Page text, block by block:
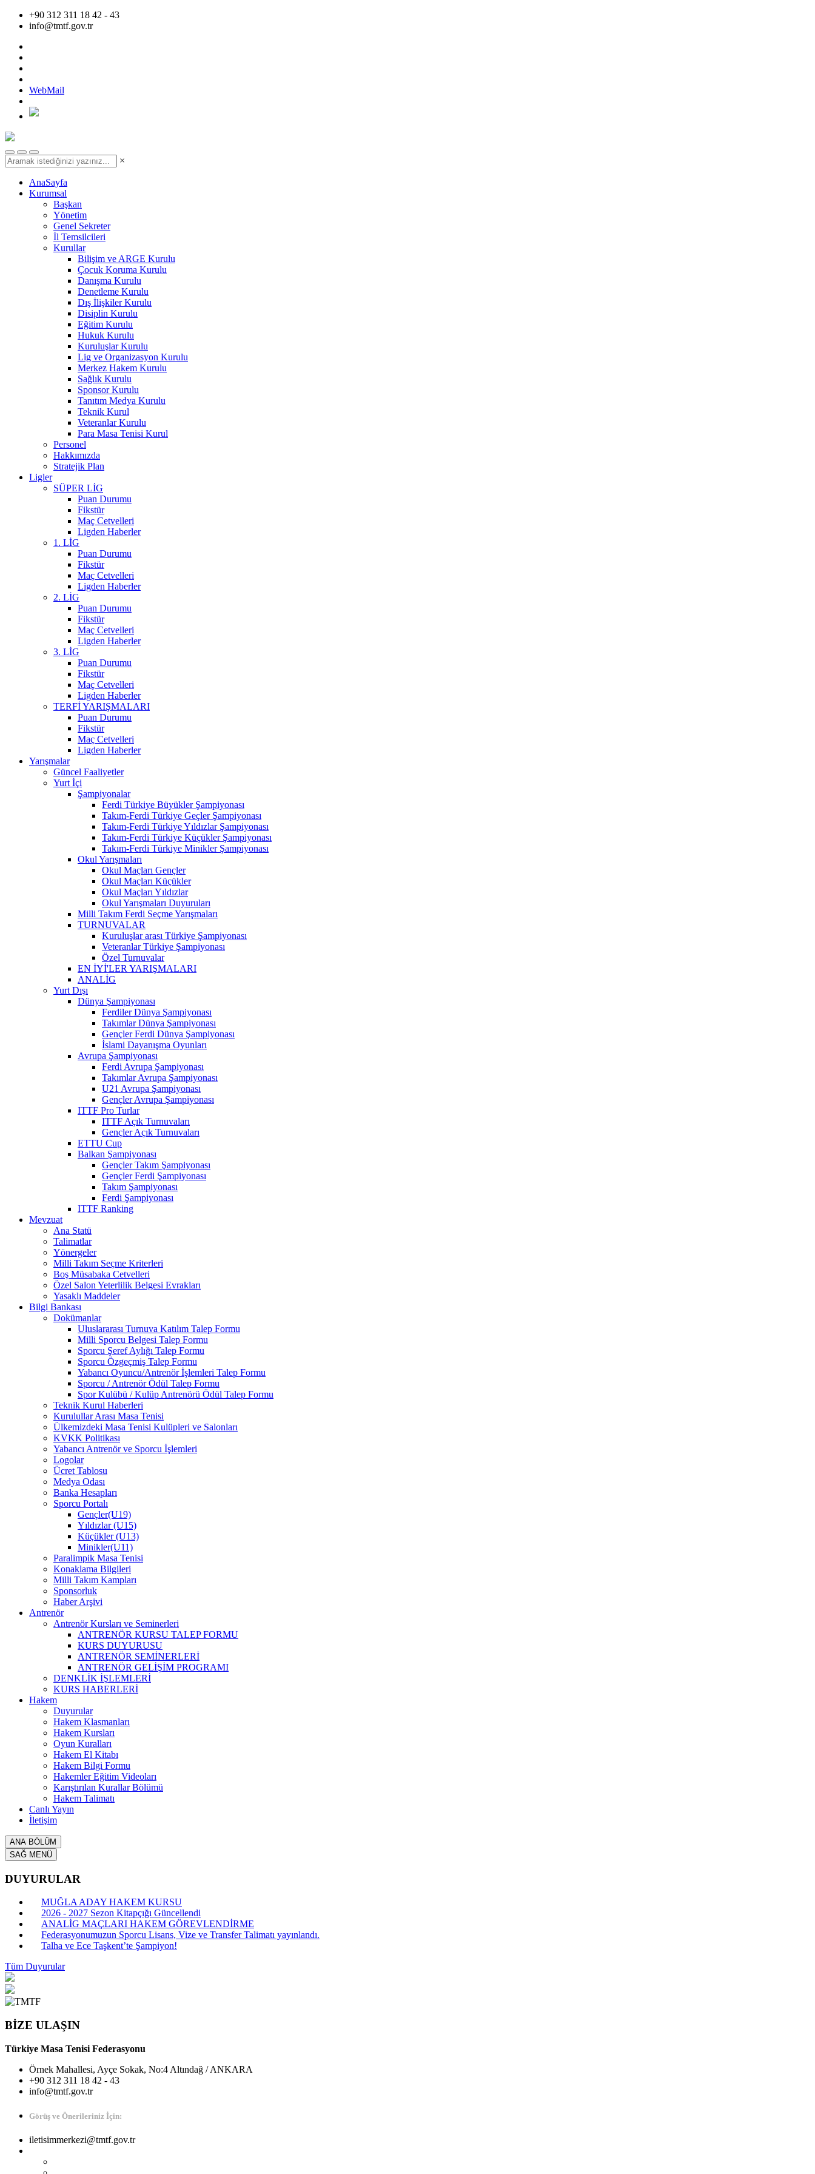
+90 312 311 18 42 - 43
info@tmtf.gov.tr
WebMail
×
AnaSayfa
Kurumsal
Başkan
Yönetim
Genel Sekreter
İl Temsilcileri
Kurullar
Bilişim ve ARGE Kurulu
Çocuk Koruma Kurulu
Danışma Kurulu
Denetleme Kurulu
Dış İlişkiler Kurulu
Disiplin Kurulu
Eğitim Kurulu
Hukuk Kurulu
Kuruluşlar Kurulu
Lig ve Organizasyon Kurulu
Merkez Hakem Kurulu
Sağlık Kurulu
Sponsor Kurulu
Tanıtım Medya Kurulu
Teknik Kurul
Veteranlar Kurulu
Para Masa Tenisi Kurul
Personel
Hakkımızda
Stratejik Plan
Ligler
SÜPER LİG
Puan Durumu
Fikstür
Maç Cetvelleri
Ligden Haberler
1. LİG
Puan Durumu
Fikstür
Maç Cetvelleri
Ligden Haberler
2. LİG
Puan Durumu
Fikstür
Maç Cetvelleri
Ligden Haberler
3. LİG
Puan Durumu
Fikstür
Maç Cetvelleri
Ligden Haberler
TERFİ YARIŞMALARI
Puan Durumu
Fikstür
Maç Cetvelleri
Ligden Haberler
Yarışmalar
Güncel Faaliyetler
Yurt İçi
Şampiyonalar
Ferdi Türkiye Büyükler Şampiyonası
Takım-Ferdi Türkiye Geçler Şampiyonası
Takım-Ferdi Türkiye Yıldızlar Şampiyonası
Takım-Ferdi Türkiye Küçükler Şampiyonası
Takım-Ferdi Türkiye Minikler Şampiyonası
Okul Yarışmaları
Okul Maçları Gençler
Okul Maçları Küçükler
Okul Maçları Yıldızlar
Okul Yarışmaları Duyuruları
Milli Takım Ferdi Seçme Yarışmaları
TURNUVALAR
Kuruluşlar arası Türkiye Şampiyonası
Veteranlar Türkiye Şampiyonası
Özel Turnuvalar
EN İYİ'LER YARIŞMALARI
ANALİG
Yurt Dışı
Dünya Şampiyonası
Ferdiler Dünya Şampiyonası
Takımlar Dünya Şampiyonası
Gençler Ferdi Dünya Şampiyonası
İslami Dayanışma Oyunları
Avrupa Şampiyonası
Ferdi Avrupa Şampiyonası
Takımlar Avrupa Şampiyonası
U21 Avrupa Şampiyonası
Gençler Avrupa Şampiyonası
ITTF Pro Turlar
ITTF Açık Turnuvaları
Gençler Açık Turnuvaları
ETTU Cup
Balkan Şampiyonası
Gençler Takım Şampiyonası
Gençler Ferdi Şampiyonası
Takım Şampiyonası
Ferdi Şampiyonası
ITTF Ranking
Mevzuat
Ana Statü
Talimatlar
Yönergeler
Milli Takım Seçme Kriterleri
Boş Müsabaka Cetvelleri
Özel Salon Yeterlilik Belgesi Evrakları
Yasaklı Maddeler
Bilgi Bankası
Dokümanlar
Uluslararası Turnuva Katılım Talep Formu
Milli Sporcu Belgesi Talep Formu
Sporcu Şeref Aylığı Talep Formu
Sporcu Özgeçmiş Talep Formu
Yabancı Oyuncu/Antrenör İşlemleri Talep Formu
Sporcu / Antrenör Ödül Talep Formu
Spor Kulübü / Kulüp Antrenörü Ödül Talep Formu
Teknik Kurul Haberleri
Kurulullar Arası Masa Tenisi
Ülkemizdeki Masa Tenisi Kulüpleri ve Salonları
KVKK Politikası
Yabancı Antrenör ve Sporcu İşlemleri
Logolar
Ücret Tablosu
Medya Odası
Banka Hesapları
Sporcu Portalı
Gençler(U19)
Yıldızlar (U15)
Küçükler (U13)
Minikler(U11)
Paralimpik Masa Tenisi
Konaklama Bilgileri
Milli Takım Kampları
Sponsorluk
Haber Arşivi
Antrenör
Antrenör Kursları ve Seminerleri
ANTRENÖR KURSU TALEP FORMU
KURS DUYURUSU
ANTRENÖR SEMİNERLERİ
ANTRENÖR GELİŞİM PROGRAMI
DENKLİK İŞLEMLERİ
KURS HABERLERİ
Hakem
Duyurular
Hakem Klasmanları
Hakem Kursları
Oyun Kuralları
Hakem El Kitabı
Hakem Bilgi Formu
Hakemler Eğitim Videoları
Karıştırılan Kurallar Bölümü
Hakem Talimatı
Canlı Yayın
İletişim
ANA BÖLÜM
SAĞ MENÜ
DUYURULAR
MUĞLA ADAY HAKEM KURSU
2026 - 2027 Sezon Kitapçığı Güncellendi
ANALİG MAÇLARI HAKEM GÖREVLENDİRME
Federasyonumuzun Sporcu Lisans, Vize ve Transfer Talimatı yayınlandı.
Talha ve Ece Taşkent’te Şampiyon!
Tüm Duyurular
BİZE ULAŞIN
Türkiye Masa Tenisi Federasyonu
Örnek Mahallesi, Ayçe Sokak, No:4 Altındağ / ANKARA
+90 312 311 18 42 - 43
info@tmtf.gov.tr
Görüş ve Önerileriniz İçin:
iletisimmerkezi@tmtf.gov.tr